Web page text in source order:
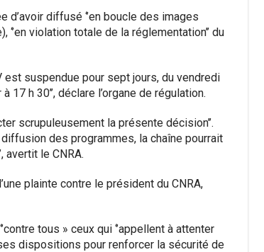
diffusé ‘’en boucle des images
violation totale de la réglementation’’ du
est suspendue pour sept jours, du vendredi
h 30’’, déclare l’organe de régulation.
scrupuleusement la présente décision’’.
des programmes, la chaîne pourrait
avertit le CNRA.
plainte contre le président du CNRA,
tous » ceux qui ‘’appellent à attenter
dispositions pour renforcer la sécurité de